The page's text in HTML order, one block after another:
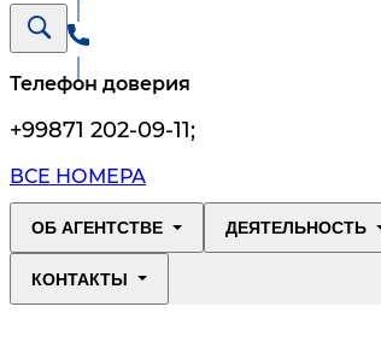
Телефон доверия
+99871 202-09-11;
ВСЕ НОМЕРА
ОБ АГЕНТСТВЕ ДЕЯТЕЛЬНОСТЬ
КОНТАКТЫ